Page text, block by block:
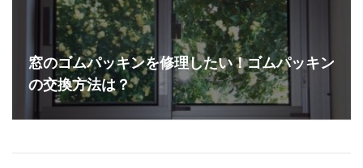
窓のゴムパッキンを修理したい！ゴムパッキン
の交換方法は？